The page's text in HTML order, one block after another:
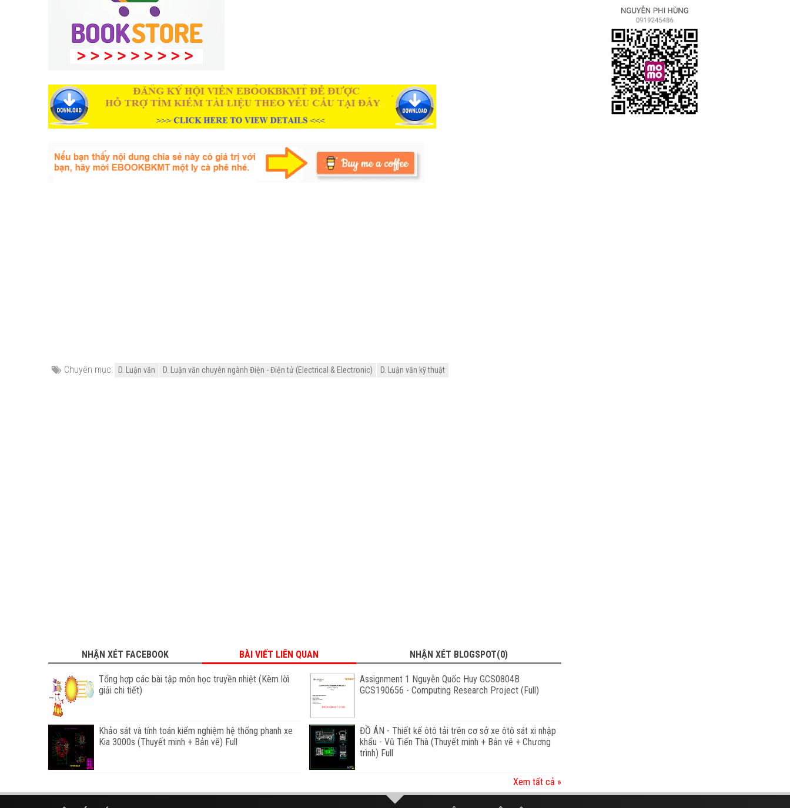
Chuyên mục: D. Luận văn D. Luận văn chuyên ngành Điện - Điện tử (Electrical & Electronic) D. Luận văn kỹ thuật
NHẬN XÉT FACEBOOK BÀI VIẾT LIÊN QUAN NHẬN XÉT BLOGSPOT(0)
Tổng hợp các bài tập môn học truyền nhiệt (Kèm lờì
giải chi tiết)
Assignment 1 Nguyễn Quốc Huy GCS0804B
GCS190656 - Computing Research Project (Full)
Khảo sát và tính toán kiểm nghiệm hệ thống phanh xe
Kia 3000s (Thuyết minh + Bản vẽ) Full
ĐỒ ÁN - Thiết kế ôtô tải trên cơ sở xe ôtô sát xi nhập
khẩu - Vũ Tiến Thà (Thuyết minh + Bản vẽ + Chương
trình) Full
Xem tất cả »